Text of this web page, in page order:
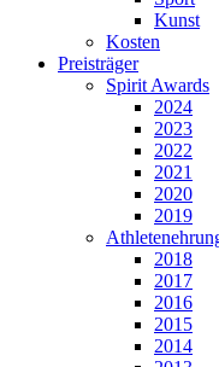
Kunst
Kosten
Preisträger
Spirit Awards
2024
2023
2022
2021
2020
2019
2018
2017
2016
2015
2014